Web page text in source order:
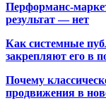
Перформанс-
результат — нет
Как системные
закрепляют его в
Почему
продвижения в